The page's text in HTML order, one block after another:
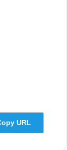
URL